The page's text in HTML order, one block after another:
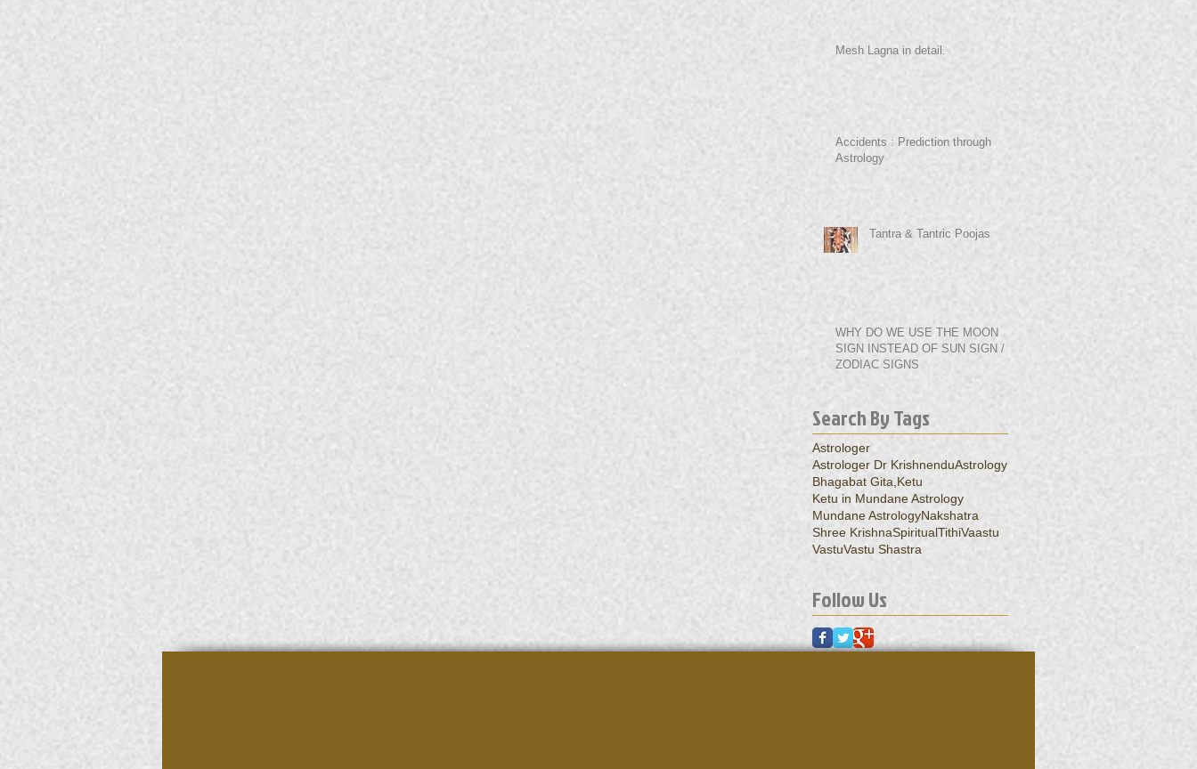
Mesh Lagna in detail.
Accidents : Prediction through
Astrology
Tantra & Tantric Poojas
WHY DO WE USE THE MOON
SIGN INSTEAD OF SUN SIGN /
ZODIAC SIGNS
Search By Tags
Astrologer
Astrologer Dr KrishnenduAstrology
Bhagabat Gita, Ketu
Ketu in Mundane Astrology
Mundane AstrologyNakshatra
Shree KrishnaSpiritualTithiVaastu
VastuVastu Shastra
Follow Us